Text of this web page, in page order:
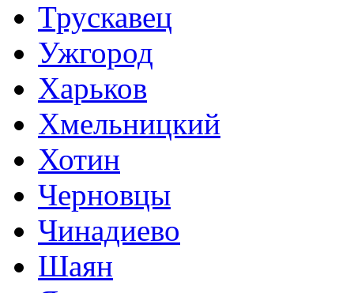
Трускавец
Ужгород
Харьков
Хмельницкий
Хотин
Черновцы
Чинадиево
Шаян